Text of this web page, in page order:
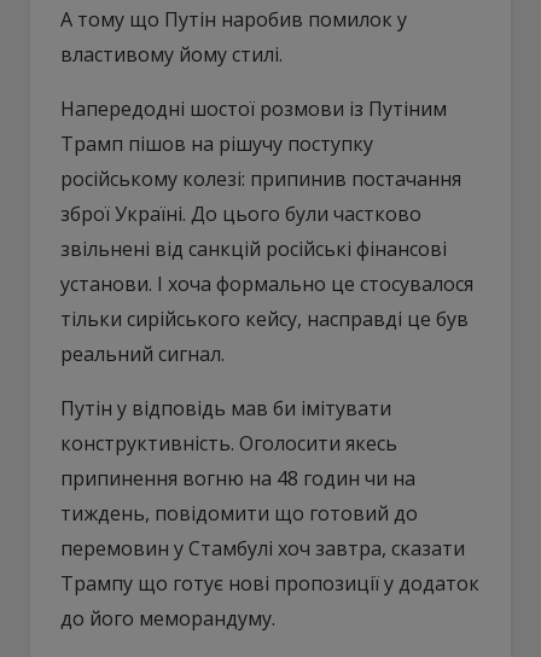
А тому що Путін наробив помилок у
властивому йому стилі.
Напередодні шостої розмови із Путіним
Трамп пішов на рішучу поступку
російському колезі: припинив постачання
зброї Україні. До цього були частково
звільнені від санкцій російські фінансові
установи. І хоча формально це стосувалося
тільки сирійського кейсу, насправді це був
реальний сигнал.
Путін у відповідь мав би імітувати
конструктивність. Оголосити якесь
припинення вогню на 48 годин чи на
тиждень, повідомити що готовий до
перемовин у Стамбулі хоч завтра, сказати
Трампу що готує нові пропозиції у додаток
до його меморандуму.